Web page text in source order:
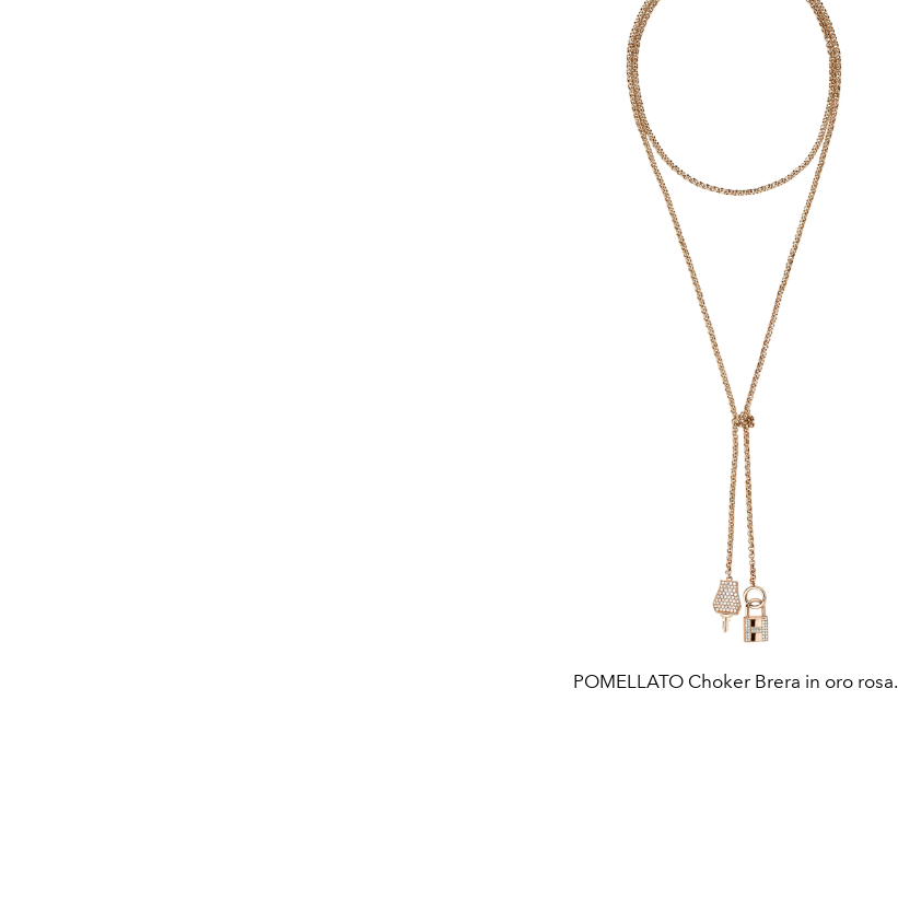
POMELLATO Choker Brera in oro rosa.